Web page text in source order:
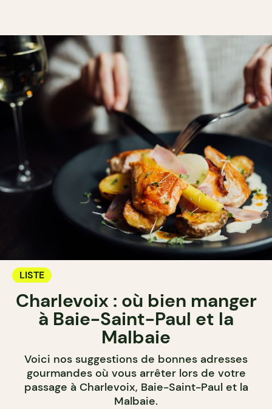
LISTE
Charlevoix : où bien manger
à Baie-Saint-Paul et la
Malbaie
Voici nos suggestions de bonnes adresses
gourmandes où vous arrêter lors de votre
passage à Charlevoix, Baie-Saint-Paul et la
Malbaie.